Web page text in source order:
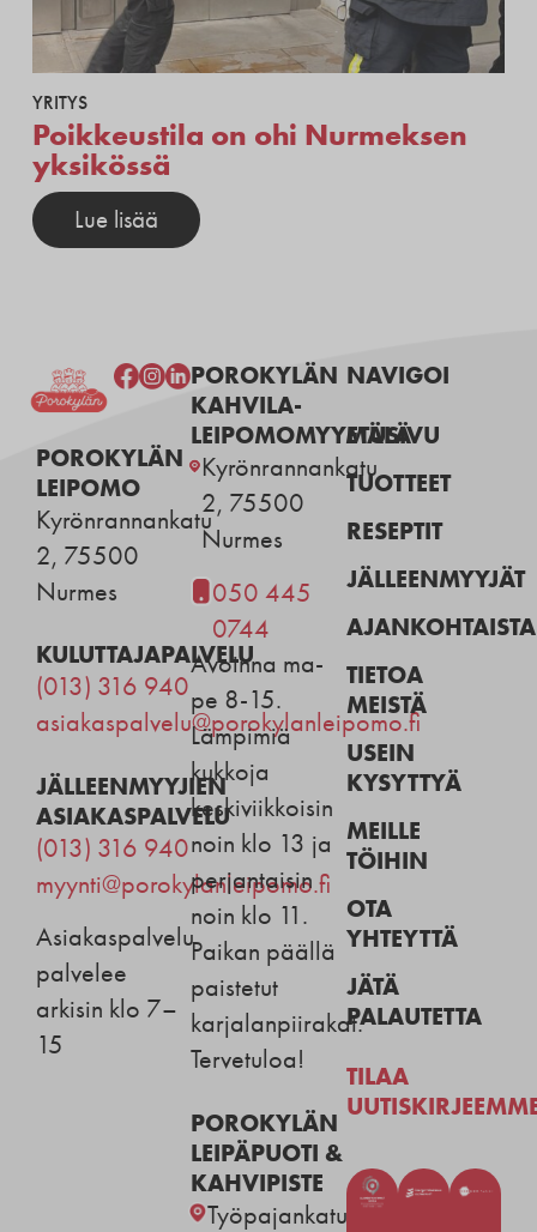
YRITYS
Poikkeustila on ohi Nurmeksen
yksikössä
Lue lisää
POROKYLÄN
LEIPOMO
Kyrönrannankatu
2, 75500
Nurmes
KULUTTAJAPALVELU
(013) 316 940
asiakaspalvelu@porokylanleipomo.fi
JÄLLEENMYYJIEN
ASIAKASPALVELU
(013) 316 940
myynti@porokylanleipomo.fi
Asiakaspalvelu
palvelee
arkisin klo 7–
15
POROKYLÄN
KAHVILA-
LEIPOMOMYYMÄLÄ
Kyrönrannankatu
2, 75500
Nurmes
050 445
0744
Avoinna ma-
pe 8-15.
Lämpimiä
kukkoja
keskiviikkoisin
noin klo 13 ja
perjantaisin
noin klo 11.
Paikan päällä
paistetut
karjalanpiirakat.
Tervetuloa!
POROKYLÄN
LEIPÄPUOTI &
KAHVIPISTE
Työpajankatu
NAVIGOI
ETUSIVU
TUOTTEET
RESEPTIT
JÄLLEENMYYJÄT
AJANKOHTAISTA
TIETOA
MEISTÄ
USEIN
KYSYTTYÄ
MEILLE
TÖIHIN
OTA
YHTEYTTÄ
JÄTÄ
PALAUTETTA
TILAA